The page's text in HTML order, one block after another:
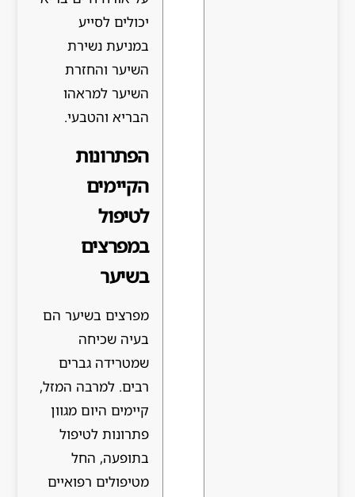
יכולים לסייע
במניעת נשירת
השיער והחזרת
השיער למראהו
הבריא והטבעי.
הפתרונות
הקיימים
לטיפול
במפרצים
בשיער
מפרצים בשיער הם
בעיה שכיחה
שמטרידה גברים
רבים. למרבה המזל,
קיימים היום מגוון
פתרונות לטיפול
בתופעה, החל
מטיפולים רפואיים